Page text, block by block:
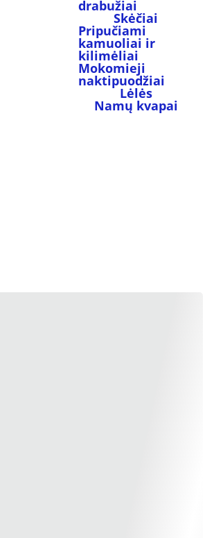
drabužiai
Skėčiai
Pripučiami
kamuoliai ir
kilimėliai
Mokomieji
naktipuodžiai
Lėlės
Namų kvapai